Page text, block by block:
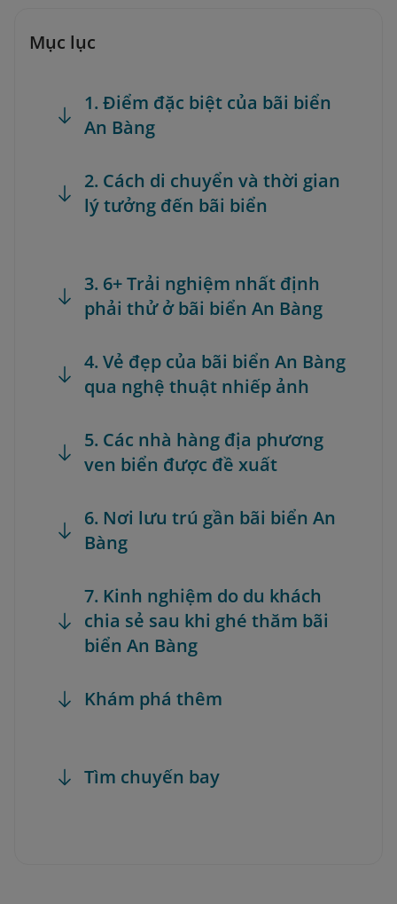
Mục lục
1. Điểm đặc biệt của bãi biển
An Bàng
2. Cách di chuyển và thời gian
lý tưởng đến bãi biển
3. 6+ Trải nghiệm nhất định
phải thử ở bãi biển An Bàng
4. Vẻ đẹp của bãi biển An Bàng
qua nghệ thuật nhiếp ảnh
5. Các nhà hàng địa phương
ven biển được đề xuất
6. Nơi lưu trú gần bãi biển An
Bàng
7. Kinh nghiệm do du khách
chia sẻ sau khi ghé thăm bãi
biển An Bàng
Khám phá thêm
Tìm chuyến bay